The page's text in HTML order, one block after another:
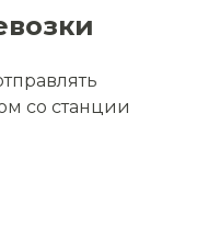
со станции